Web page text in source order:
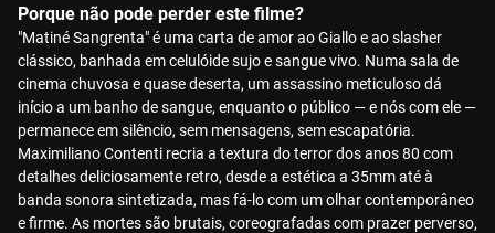
Porque não pode perder este filme?
"Matiné Sangrenta" é uma carta de amor ao Giallo e ao slasher
clássico, banhada em celulóide sujo e sangue vivo. Numa sala de
cinema chuvosa e quase deserta, um assassino meticuloso dá
início a um banho de sangue, enquanto o público — e nós com ele —
permanece em silêncio, sem mensagens, sem escapatória.
Maximiliano Contenti recria a textura do terror dos anos 80 com
detalhes deliciosamente retro, desde a estética a 35mm até à
banda sonora sintetizada, mas fá-lo com um olhar contemporâneo
e firme. As mortes são brutais, coreografadas com prazer perverso,